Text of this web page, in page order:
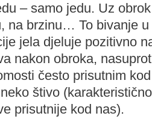
– samo jedu. Uz
na brzinu… To bivanje
jela djeluje pozitivno
nakon obroka,
često prisutnim
štivo
prisutnije kod nas).